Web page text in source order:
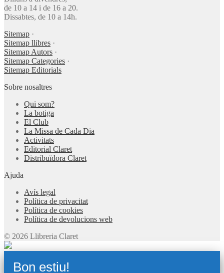
de 10 a 14 i de 16 a 20.
Dissabtes, de 10 a 14h.
Sitemap ·
Sitemap llibres ·
Sitemap Autors ·
Sitemap Categories ·
Sitemap Editorials
Sobre nosaltres
Qui som?
La botiga
El Club
La Missa de Cada Dia
Activitats
Editorial Claret
Distribuïdora Claret
Ajuda
Avís legal
Política de privacitat
Política de cookies
Política de devolucions web
© 2026 Llibreria Claret
Bon estiu!